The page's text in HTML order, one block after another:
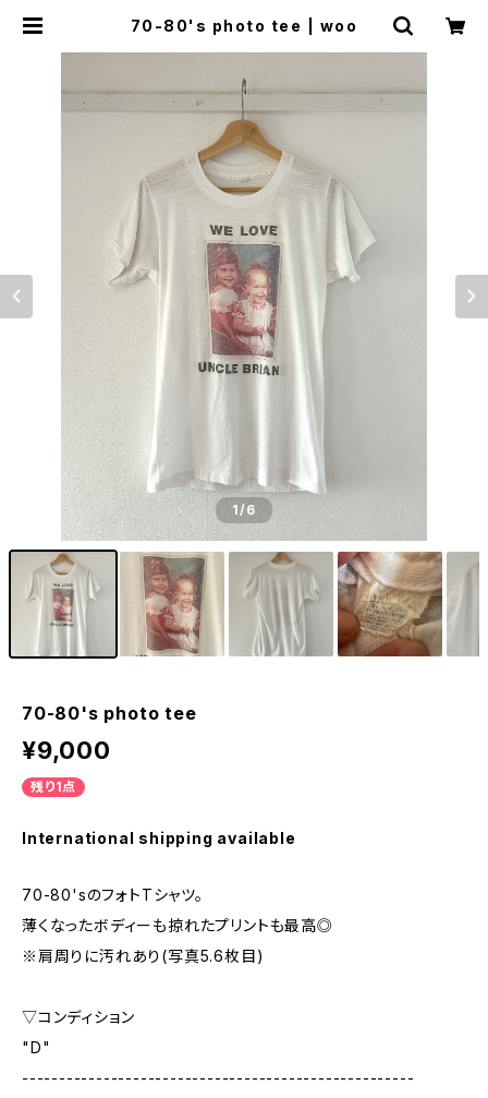
70-80's photo tee | woo
1/6
70-80's photo tee
¥9,000
残り1点
International shipping available
70-80'sのフォトTシャツ。
薄くなったボディーも掠れたプリントも最高◎
※肩周りに汚れあり(写真5.6枚目)
▽コンディション
"D"
-----------------------------------------------------